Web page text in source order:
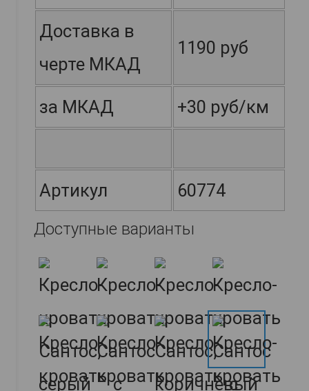
Доставка в
черте МКАД
1190 руб
за МКАД +30 руб/км
Артикул 60774
Доступные варианты